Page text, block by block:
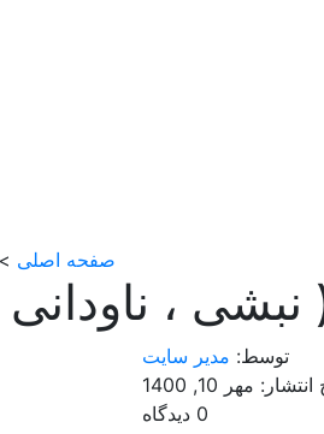
صفحه اصلی
نبشی ،
توسط: مدیر سایت
مهر 10, 1400
0 دیدگاه